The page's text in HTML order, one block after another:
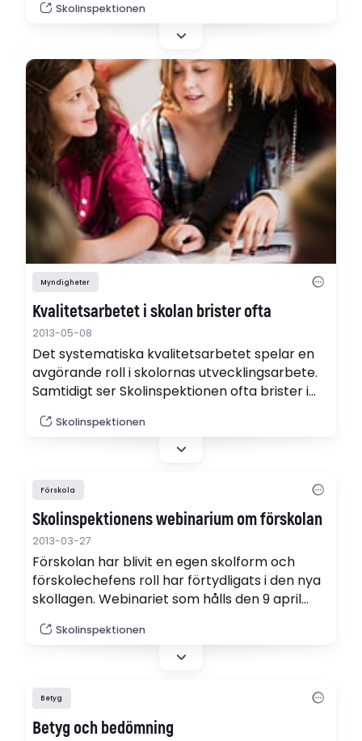
och ställa frågor till bland andra BEO Caroline
Dyrefors Grufman. Webinariet äger rum den
Skolinspektionen
Myndigheter
Kvalitetsarbetet i skolan brister ofta
2013-05-08
Det systematiska kvalitetsarbetet spelar en
avgörande roll i skolornas utvecklingsarbete.
Samtidigt ser Skolinspektionen ofta brister i
12 kommer myndigheten att anordna ett
webinarium om kvalitetsarbete i skolan.
Skolinspektionen
Förskola
Skolinspektionens webinarium om förskolan
2013-03-27
Förskolan har blivit en egen skolform och
förskolechefens roll har förtydligats i den nya
skollagen. Webinariet som hålls den 9 april
sett både i regelbundna tillsyn och i
kvalitetsgranskning av förskolans arbete med
Skolinspektionen
Betyg
Betyg och bedömning